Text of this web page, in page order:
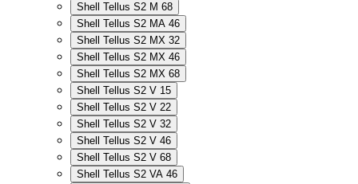
Shell Tellus S2 M 68
Shell Tellus S2 MA 46
Shell Tellus S2 MX 32
Shell Tellus S2 MX 46
Shell Tellus S2 MX 68
Shell Tellus S2 V 15
Shell Tellus S2 V 22
Shell Tellus S2 V 32
Shell Tellus S2 V 46
Shell Tellus S2 V 68
Shell Tellus S2 VA 46